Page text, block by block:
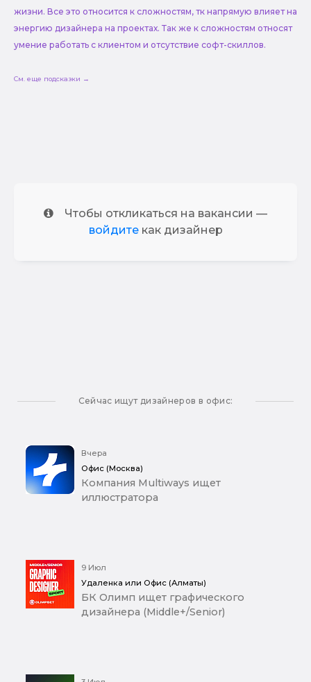
жизни. Все это относится к сложностям, тк напрямую влияет на
энергию дизайнера на проектах. Так же к сложностям относят
умение работать с клиентом и отсутствие софт-скиллов.
См. еще подсказки →
Чтобы откликаться на вакансии —
войдитекак дизайнер
Сейчас ищут дизайнеров в офис:
Вчера
Офис (Москва)
Компания Multiways ищет
иллюстратора
9 Июл
Удаленка или Офис (Алматы)
БК Олимп ищет графического
дизайнера (Middle+/Senior)